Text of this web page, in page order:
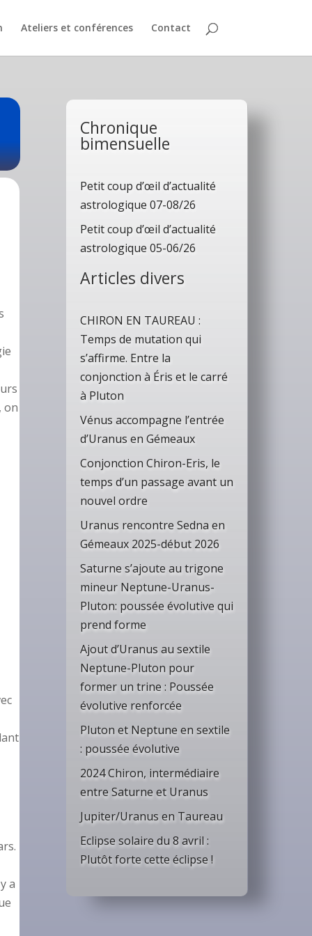
Ateliers et conférences Contact
on
a
Chronique
bimensuelle
Petit coup d’œil d’actualité
astrologique 07-08/26
Petit coup d’œil d’actualité
astrologique 05-06/26
Articles divers
CHIRON EN TAUREAU :
Temps de mutation qui
s’affirme. Entre la
conjonction à Éris et le carré
à Pluton
Vénus accompagne l’entrée
d’Uranus en Gémeaux
Conjonction Chiron-Eris, le
temps d’un passage avant un
nouvel ordre
Uranus rencontre Sedna en
Gémeaux 2025-début 2026
Saturne s’ajoute au trigone
mineur Neptune-Uranus-
Pluton: poussée évolutive qui
prend forme
Ajout d’Uranus au sextile
Neptune-Pluton pour
former un trine : Poussée
évolutive renforcée
Pluton et Neptune en sextile
: poussée évolutive
2024 Chiron, intermédiaire
entre Saturne et Uranus
Jupiter/Uranus en Taureau
Eclipse solaire du 8 avril :
Plutôt forte cette éclipse !